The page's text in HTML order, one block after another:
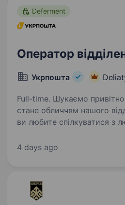
Deferment
Оператор
Укрпошта
Full-time. Шукаємо привітного фахівця, який
стане обличчям нашого
ви любите спілкуватися з
на вас! Ваша роль у команді: Приймати
4 days ago